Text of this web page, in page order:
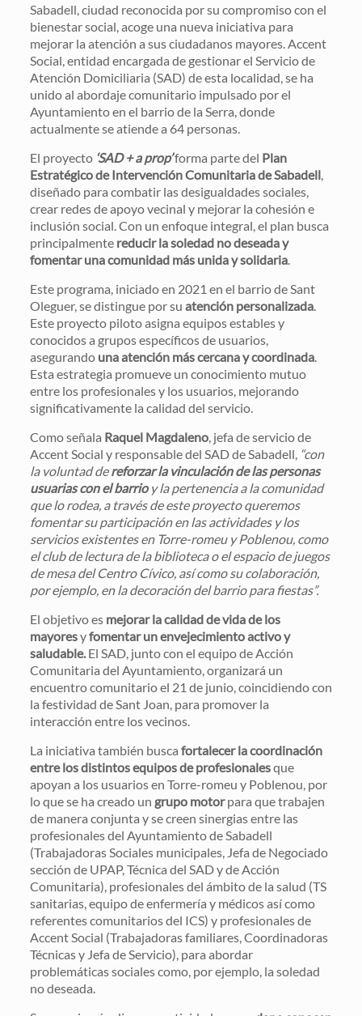
Sabadell, ciudad reconocida por su compromiso con el
bienestar social, acoge una nueva iniciativa para
mejorar la atención a sus ciudadanos mayores. Accent
Social, entidad encargada de gestionar el Servicio de
Atención Domiciliaria (SAD) de esta localidad, se ha
unido al abordaje comunitario impulsado por el
Ayuntamiento en el barrio de la Serra, donde
actualmente se atiende a 64 personas.
El proyecto ‘SAD + a prop’forma parte del Plan
Estratégico de Intervención Comunitaria de Sabadell,
diseñado para combatir las desigualdades sociales,
crear redes de apoyo vecinal y mejorar la cohesión e
inclusión social. Con un enfoque integral, el plan busca
principalmentereducir la soledad no deseada y
fomentar una comunidad más unida y solidaria.
Este programa, iniciado en 2021 en el barrio de Sant
Oleguer, se distingue por su atención personalizada.
Este proyecto piloto asigna equipos estables y
conocidos a grupos específicos de usuarios,
asegurando una atención más cercana y coordinada.
Esta estrategia promueve un conocimiento mutuo
entre los profesionales y los usuarios, mejorando
significativamente la calidad del servicio.
Como señala Raquel Magdaleno, jefa de servicio de
Accent Social y responsable del SAD de Sabadell, “con
la voluntad dereforzar la vinculación de las personas
usuarias con el barrioy la pertenencia a la comunidad
que lo rodea, a través de este proyecto queremos
fomentar su participación en las actividades y los
servicios existentes en Torre-romeu y Poblenou, como
el club de lectura de la biblioteca o el espacio de juegos
de mesa del Centro Cívico, así como su colaboración,
por ejemplo, en la decoración del barrio para fiestas”.
El objetivo es mejorar la calidad de vida de los
mayoresyfomentar un envejecimiento activo y
saludable.El SAD, junto con el equipo de Acción
Comunitaria del Ayuntamiento, organizará un
encuentro comunitario el 21 de junio, coincidiendo con
la festividad de Sant Joan, para promover la
interacción entre los vecinos.
La iniciativa también busca fortalecer la coordinación
entre los distintos equipos de profesionalesque
apoyan a los usuarios en Torre-romeu y Poblenou, por
lo que se ha creado un grupo motorpara que trabajen
de manera conjunta y se creen sinergias entre las
profesionales del Ayuntamiento de Sabadell
(Trabajadoras Sociales municipales, Jefa de Negociado
sección de UPAP, Técnica del SAD y de Acción
Comunitaria), profesionales del ámbito de la salud (TS
sanitarias, equipo de enfermería y médicos así como
referentes comunitarios del ICS) y profesionales de
Accent Social (Trabajadoras familiares, Coordinadoras
Técnicas y Jefa de Servicio), para abordar
problemáticas sociales como, por ejemplo, la soledad
no deseada.